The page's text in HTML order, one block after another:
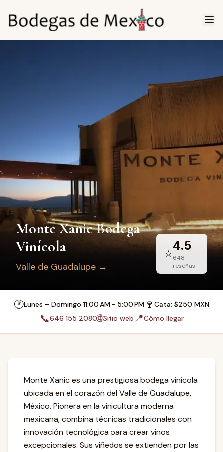
Monte Xanic Bodega
Vinícola
Valle de Guadalupe →
⭐
4.5
648
reseñas
🕐Lunes – Domingo 11:00 AM – 5:00 PM 🍷 Cata: $250 MXN
📞646 155 2080🌐Sitio web 📍Cómo llegar
Monte Xanic es una prestigiosa bodega vinícola
ubicada en el corazón del Valle de Guadalupe,
México. Pionera en la vinicultura moderna
mexicana, combina técnicas tradicionales con
innovación tecnológica para crear vinos
excepcionales. Sus viñedos se extienden por las